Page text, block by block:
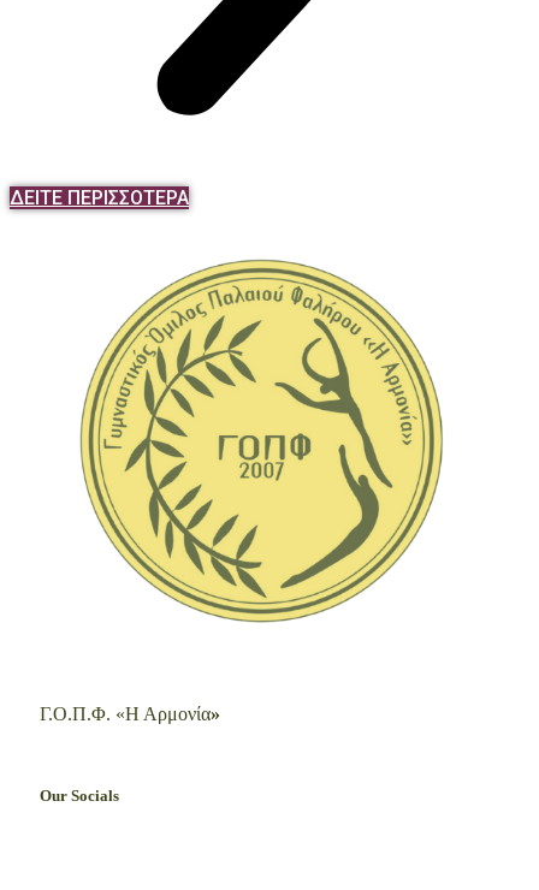
ΔΕΙΤΕ ΠΕΡΙΣΣΟΤΕΡΑ
Γ.Ο.Π.Φ. «Η Αρμονία»
Our Socials